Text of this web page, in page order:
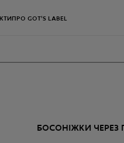
ПРО GOT'S LABEL
БОСОНІЖКИ ЧЕРЕЗ